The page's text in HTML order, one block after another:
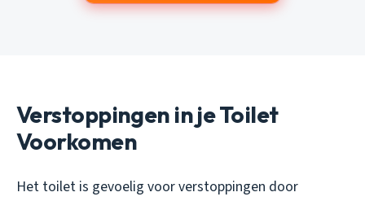
Verstoppingen in je Toilet
Voorkomen
Het toilet is gevoelig voor verstoppingen door